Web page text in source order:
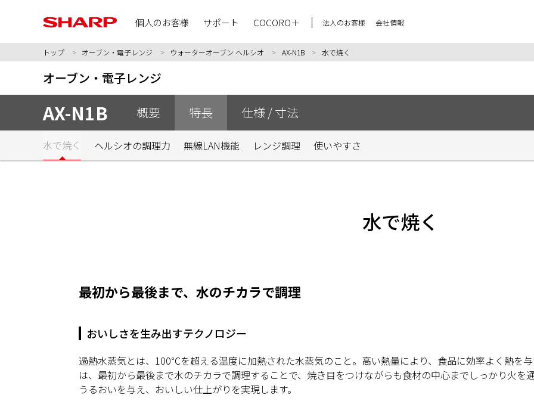
個人のお客様 サポート COCORO＋ 法人のお客様 会社情報
トップ オーブン・電子レンジ ウォーターオーブン ヘルシオ AX-N1B 水で焼く
オーブン・電子レンジ
AX-N1B 概要 特長
水で焼く ヘルシオの調理力 無線LAN機能 レンジ調理 使いやすさ
仕様 / 寸法
水で焼く
最初から最後まで、水のチカラで調理
おいしさを生み出すテクノロジー
過熱水蒸気とは、100℃を超える温度に加熱された水蒸気のこと。高い熱量により、食品に効率よく熱を
は、最初から最後まで水のチカラで調理することで、焼き目をつけながらも食材の中心までしっかり火を
うるおいを与え、おいしい仕上がりを実現します。